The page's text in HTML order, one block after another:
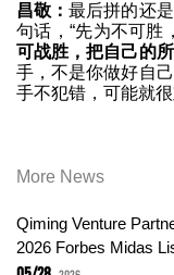
昌敬：最后拼的还
句话，“先为不可胜
可战胜，把自己的
手，不是你做好自
手不犯错，可能就很
More News
Qiming Venture
2026 Forbes Midas